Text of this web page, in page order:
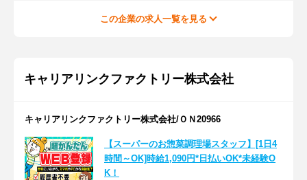
この企業の求人一覧を見る
キャリアリンクファクトリー株式会社
キャリアリンクファクトリー株式会社/ＯＮ20966
【スーパーのお惣菜調理場スタッフ】[1日4
時間～OK]時給1,090円*日払いOK*未経験O
K！